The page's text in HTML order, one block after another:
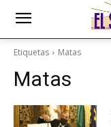
Etiquetas Matas
Matas